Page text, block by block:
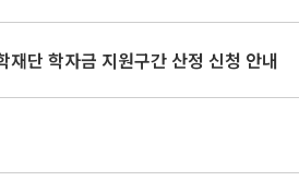
단 학자금 지원구간 산정 신청 안내